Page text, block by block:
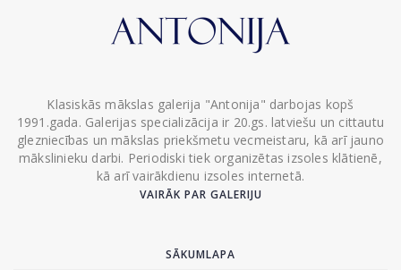
Klasiskās mākslas galerija "Antonija" darbojas kopš
1991.gada. Galerijas specializācija ir 20.gs. latviešu un cittautu
glezniecības un mākslas priekšmetu vecmeistaru, kā arī jauno
mākslinieku darbi. Periodiski tiek organizētas izsoles klātienē,
kā arī vairākdienu izsoles internetā.
VAIRĀK PAR GALERIJU
SĀKUMLAPA